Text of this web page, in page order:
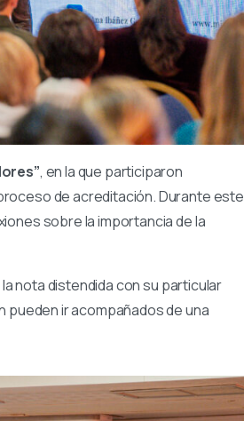
, en la que participaron
de acreditación. Durante este
sobre la importancia de la
nota distendida con su particular
ir acompañados de una